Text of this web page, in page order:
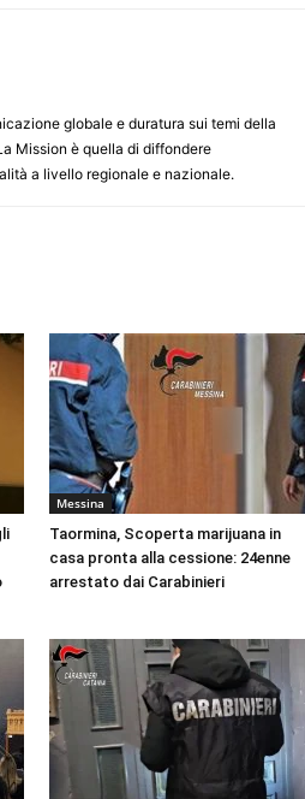
globale e duratura sui temi della
Mission è quella di diffondere
a livello regionale e nazionale.
Messina
Taormina, Scoperta marijuana in
casa pronta alla cessione: 24enne
arrestato dai Carabinieri